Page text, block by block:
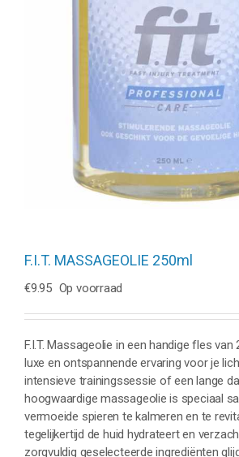
F.I.T. MASSAGEOLIE 250ml
€9.95 Op voorraad
F.I.T. Massageolie in een handige fles van
luxe en ontspannende ervaring voor je
intensieve trainingssessie of een lange
hoogwaardige massageolie is speciaal
vermoeide spieren te kalmeren en te
tegelijkertijd de huid hydrateert en
zorgvuldig geselecteerde ingrediënten